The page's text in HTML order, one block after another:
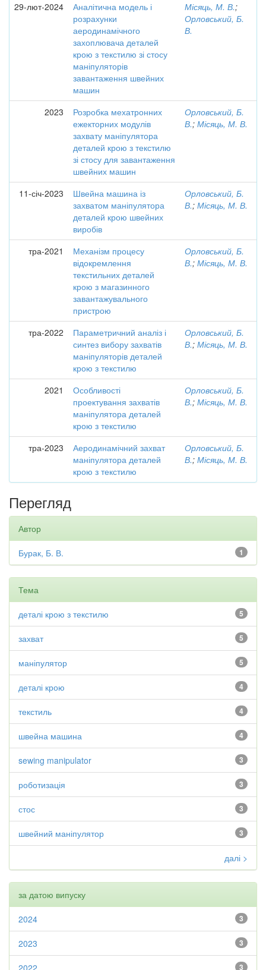
29-лют-2024
Аналітична модель і
розрахунки
аеродинамічного
захоплювача деталей
крою з текстилю зі стосу
маніпуляторів
завантаження швейних
машин
Місяць, М. В.;
Орловський, Б.
В.
2023
Розробка мехатронних
ежекторних модулів
захвату маніпулятора
деталей крою з текстилю
зі стосу для завантаження
швейних машин
Орловський, Б.
В.; Місяць, М. В.
11-січ-2023
Швейна машина із
захватом маніпулятора
деталей крою швейних
виробів
Орловський, Б.
В.; Місяць, М. В.
тра-2021
Механізм процесу
відокремлення
текстильних деталей
крою з магазинного
завантажувального
пристрою
Орловський, Б.
В.; Місяць, М. В.
тра-2022
Параметричний аналіз і
синтез вибору захватів
маніпуляторів деталей
крою з текстилю
Орловський, Б.
В.; Місяць, М. В.
2021
Особливості
проектування захватів
маніпулятора деталей
крою з текстилю
Орловський, Б.
В.; Місяць, М. В.
тра-2023
Аеродинамічний захват
маніпулятора деталей
крою з текстилю
Орловський, Б.
В.; Місяць, М. В.
Перегляд
Автор
1
Бурак, Б. В.
Тема
5
деталі крою з текстилю
5
захват
5
маніпулятор
4
деталі крою
4
текстиль
4
швейна машина
3
sewing manipulator
3
роботизація
3
стос
3
швейний маніпулятор
далі >
за датою випуску
3
2024
3
2023
3
2022